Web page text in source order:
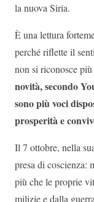
la nuova Siria.
È una lettura
perché riflette il
non si riconosce
novità, secondo
sono più voci
prosperità e
Il 7 ottobre, nella
presa di coscienza:
più che le proprie
milizie e dalla